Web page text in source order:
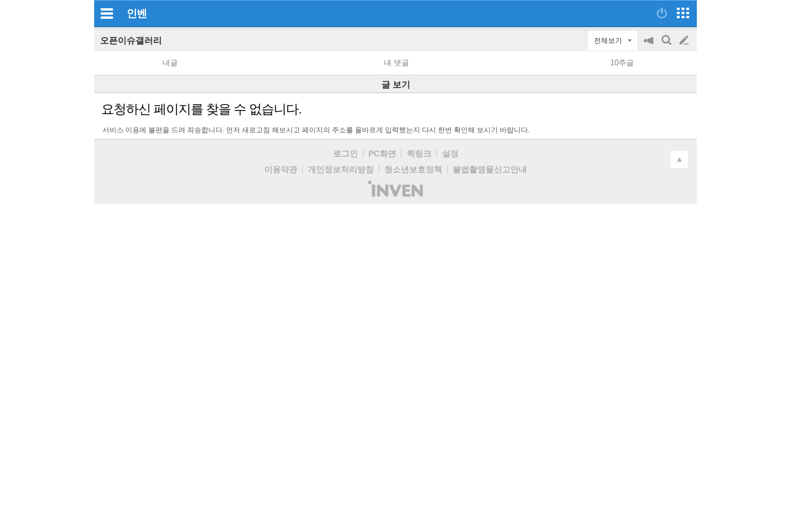
인벤
오픈이슈갤러리 전체보기
공
on/off
검
글
쓰
기
내글 내 댓글 10추글
글 보기
요청하신 페이지를 찾을 수 없습니다.
서비스 이용에 불편을 드려 죄송합니다. 먼저 새로고침 해보시고 페이지의 주소를 올바르게 입력했는지 다시 한번 확인해 보시기 바랍니다.
로그인 PC화면 퀵링크
설정
이용약관
개인정보처리방침 청소년보호정책
불법촬영물신고안내
(주)
인
▲